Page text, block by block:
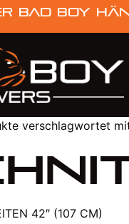
Bad Boy
verschlagwortet
42″ (107 CM)